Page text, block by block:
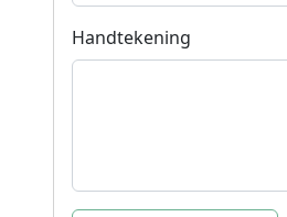
Handtekening